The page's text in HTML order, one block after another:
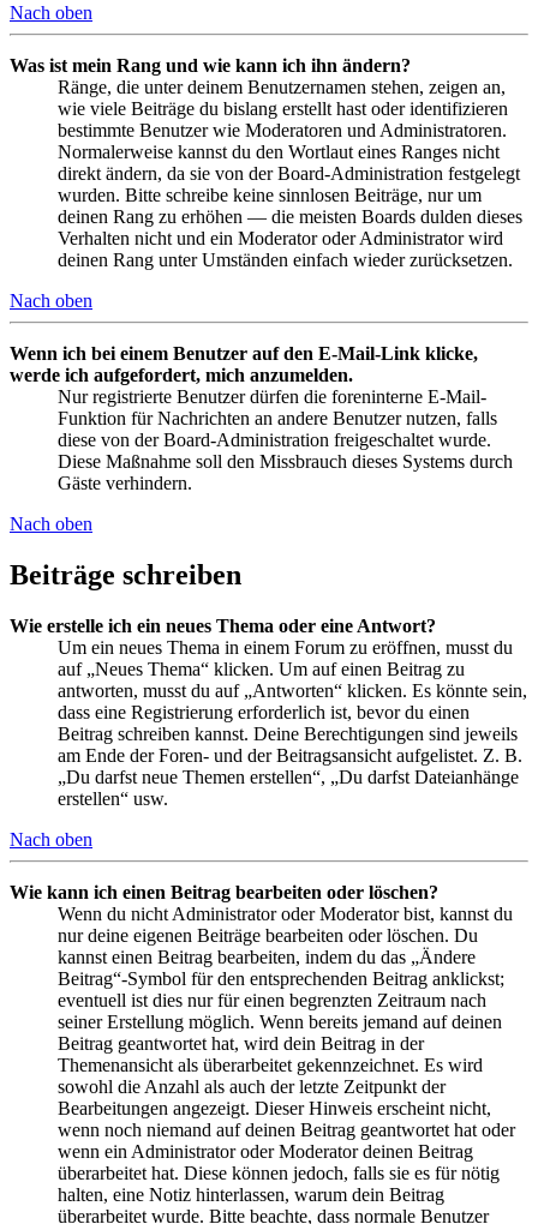
Nach oben
Was ist mein Rang und wie kann ich ihn ändern?
Ränge, die unter deinem Benutzernamen stehen, zeigen an,
wie viele Beiträge du bislang erstellt hast oder identifizieren
bestimmte Benutzer wie Moderatoren und Administratoren.
Normalerweise kannst du den Wortlaut eines Ranges nicht
direkt ändern, da sie von der Board-Administration festgelegt
wurden. Bitte schreibe keine sinnlosen Beiträge, nur um
deinen Rang zu erhöhen — die meisten Boards dulden dieses
Verhalten nicht und ein Moderator oder Administrator wird
deinen Rang unter Umständen einfach wieder zurücksetzen.
Nach oben
Wenn ich bei einem Benutzer auf den E-Mail-Link klicke,
werde ich aufgefordert, mich anzumelden.
Nur registrierte Benutzer dürfen die foreninterne E-Mail-
Funktion für Nachrichten an andere Benutzer nutzen, falls
diese von der Board-Administration freigeschaltet wurde.
Diese Maßnahme soll den Missbrauch dieses Systems durch
Gäste verhindern.
Nach oben
Beiträge schreiben
Wie erstelle ich ein neues Thema oder eine Antwort?
Um ein neues Thema in einem Forum zu eröffnen, musst du
auf „Neues Thema“ klicken. Um auf einen Beitrag zu
antworten, musst du auf „Antworten“ klicken. Es könnte sein,
dass eine Registrierung erforderlich ist, bevor du einen
Beitrag schreiben kannst. Deine Berechtigungen sind jeweils
am Ende der Foren- und der Beitragsansicht aufgelistet. Z. B.
„Du darfst neue Themen erstellen“, „Du darfst Dateianhänge
erstellen“ usw.
Nach oben
Wie kann ich einen Beitrag bearbeiten oder löschen?
Wenn du nicht Administrator oder Moderator bist, kannst du
nur deine eigenen Beiträge bearbeiten oder löschen. Du
kannst einen Beitrag bearbeiten, indem du das „Ändere
Beitrag“-Symbol für den entsprechenden Beitrag anklickst;
eventuell ist dies nur für einen begrenzten Zeitraum nach
seiner Erstellung möglich. Wenn bereits jemand auf deinen
Beitrag geantwortet hat, wird dein Beitrag in der
Themenansicht als überarbeitet gekennzeichnet. Es wird
sowohl die Anzahl als auch der letzte Zeitpunkt der
Bearbeitungen angezeigt. Dieser Hinweis erscheint nicht,
wenn noch niemand auf deinen Beitrag geantwortet hat oder
wenn ein Administrator oder Moderator deinen Beitrag
überarbeitet hat. Diese können jedoch, falls sie es für nötig
halten, eine Notiz hinterlassen, warum dein Beitrag
überarbeitet wurde. Bitte beachte, dass normale Benutzer